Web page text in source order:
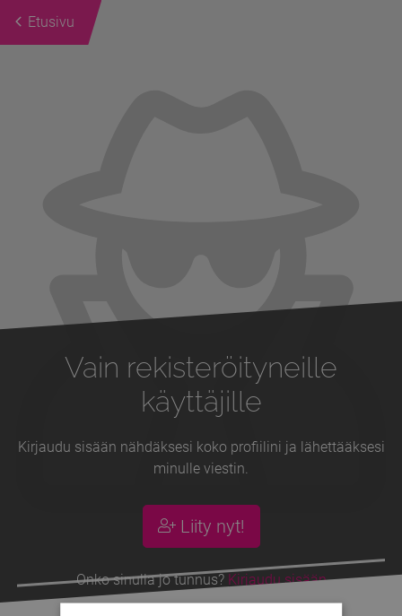
Etusivu
Vain rekisteröityneille
käyttäjille
Kirjaudu sisään nähdäksesi koko profiilini ja lähettääksesi
minulle viestin.
Liity nyt!
Onko sinulla jo tunnus? Kirjaudu sisään